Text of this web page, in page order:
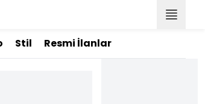
Stil Resmi İlanlar